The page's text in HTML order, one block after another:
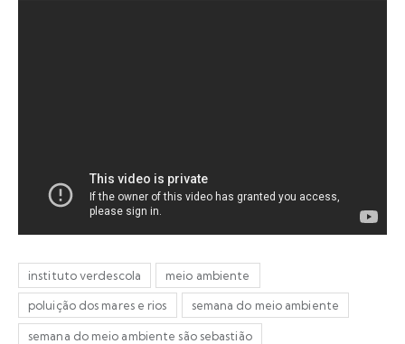
instituto verdescola meio ambiente
poluição dos mares e rios semana do meio ambiente
semana do meio ambiente são sebastião